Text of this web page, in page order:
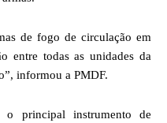
de fogo de circulação em
entre todas as unidades da
informou a PMDF.
o principal instrumento de